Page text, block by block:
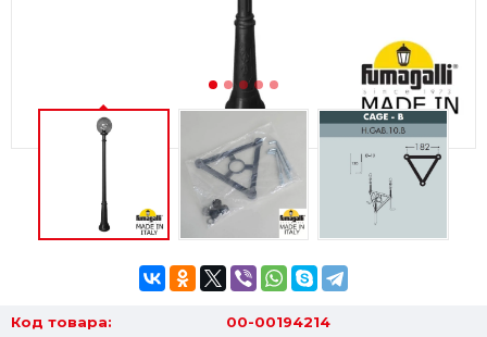
Код товара:
00-00194214